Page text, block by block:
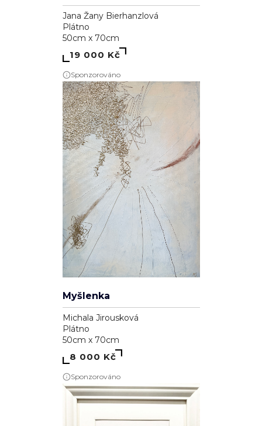
Jana Žany Bierhanzlová
Plátno
50cm x 70cm
19 000 Kč
Sponzorováno
Myšlenka
Michala Jirousková
Plátno
50cm x 70cm
8 000 Kč
Sponzorováno